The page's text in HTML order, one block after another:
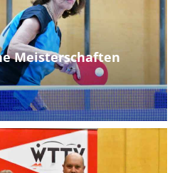
Meisterschaften